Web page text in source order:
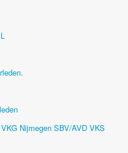
Nijmegen SBV/AVD VKS